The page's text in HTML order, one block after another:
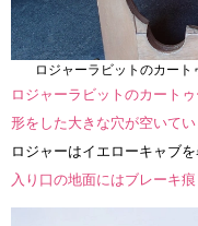
ロジャーラビットのカー
ロジャーラビットのカート
形をした大きな穴が空いてい
ロジャーはイエローキャブ
入り口の地面にはブレーキ